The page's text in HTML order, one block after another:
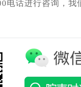
电话进行咨询，我